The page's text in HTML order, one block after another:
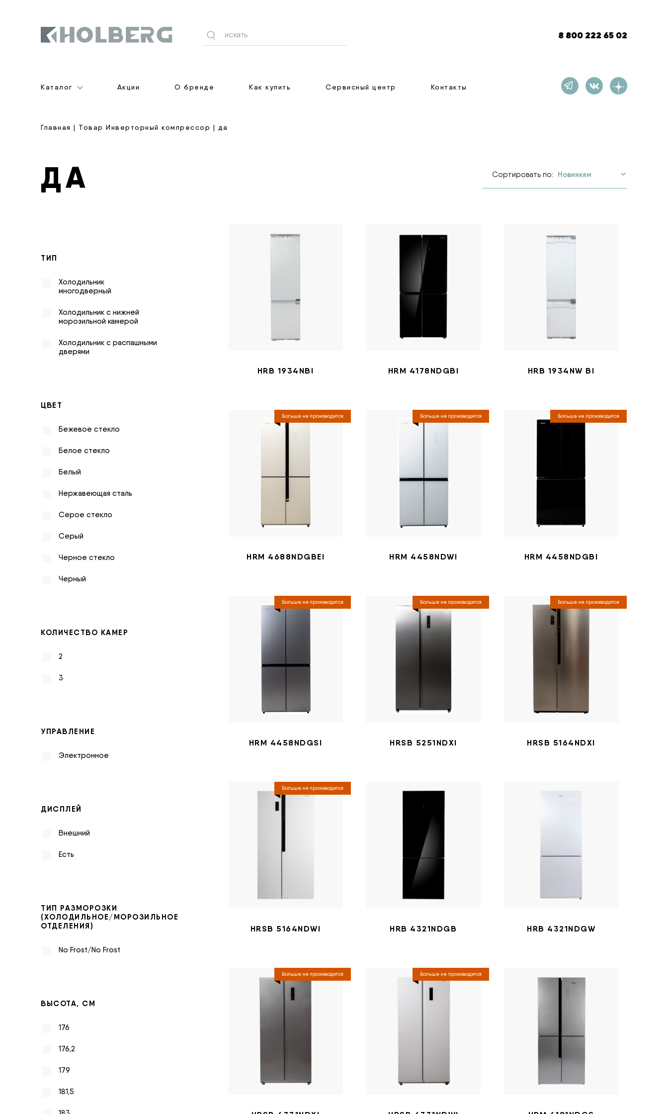
8 800 222 65 02
Каталог Акции О бренде Как купить Сервисный центр Контакты
Главная | Товар Инверторный компрессор | да
ДА
ТИП
Холодильник
многодверный
Холодильник с нижней
морозильной камерой
Холодильник с распашными
дверями
ЦВЕТ
Бежевое стекло
Белое стекло
Белый
Нержавеющая сталь
Серое стекло
Серый
Черное стекло
Черный
КОЛИЧЕСТВО КАМЕР
2
3
УПРАВЛЕНИЕ
Электронное
ДИСПЛЕЙ
Внешний
Есть
ТИП РАЗМОРОЗКИ
(ХОЛОДИЛЬНОЕ/МОРОЗИЛЬНОЕ
ОТДЕЛЕНИЯ)
No Frost/No Frost
ВЫСОТА, СМ
176
176,2
179
181,5
Сортировать по:
HRB 1934NBI HRM 4178NDGBI HRB 1934NW BI
Больше не производится
HRM 4688NDGBEI
Больше не производится
HRM 4458NDWI
Больше не производится
HRM 4458NDGBI
Больше не производится
HRM 4458NDGSI
Больше не производится
HRSB 5251NDXI
Больше не производится
HRSB 5164NDXI
Больше не производится
HRSB 5164NDWI HRB 4321NDGB HRB 4321NDGW
Больше не производится Больше не производится